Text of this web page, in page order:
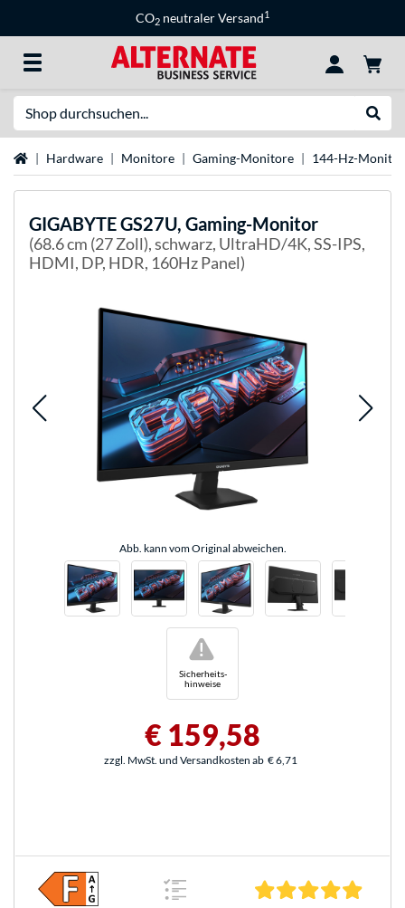
CO2 neutraler Versand1
StartseiteHardware Monitore Gaming-Monitore 144-Hz-
GIGABYTEGS27U, Gaming-Monitor
(68.6 cm (27 Zoll), schwarz, UltraHD/4K, SS-IPS,
HDMI, DP, HDR, 160Hz Panel)
Abb. kann vom Original abweichen.
Sicherheits-
hinweise
!
€ 159,58
zzgl. MwSt. und Versandkosten ab € 6,71